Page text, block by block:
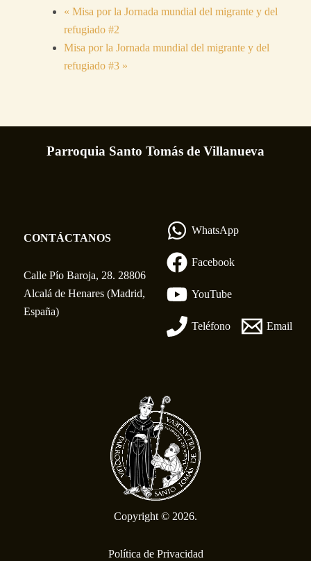
« Misa por la Jornada mundial del migrante y del
refugiado #2
Misa por la Jornada mundial del migrante y del
refugiado #3 »
Parroquia Santo Tomás de Villanueva
CONTÁCTANOS
Calle Pío Baroja, 28. 28806
Alcalá de Henares (Madrid,
España)
WhatsApp
Facebook
YouTube
Teléfono Email
Copyright © 2026.
Política de Privacidad